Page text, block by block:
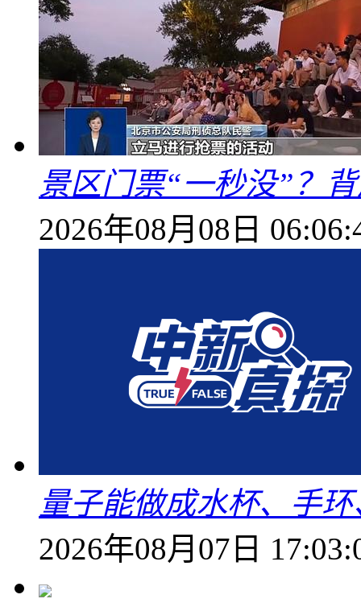
景区门票“一秒没”？
2026年08月08日
量子能做成水杯、手
2026年08月07日